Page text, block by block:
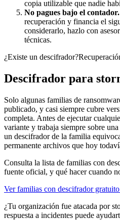
copia utilizable que nadie
No pagues bajo el contador.
recuperación y financia el
considerarlo, hazlo con
técnicas.
¿Existe un descifrador?
Descifrador para
Solo algunas familias de
publicado, y casi siempre cubre
completa. Antes de ejecutar
variante y trabaja siempre sobre
un descifrador de la familia
permanente archivos que hoy
Consulta la lista de familias con
fuente oficial, y qué hacer cuando
Ver familias con descifrador
¿Tu organización fue atacada por
respuesta a incidentes puede